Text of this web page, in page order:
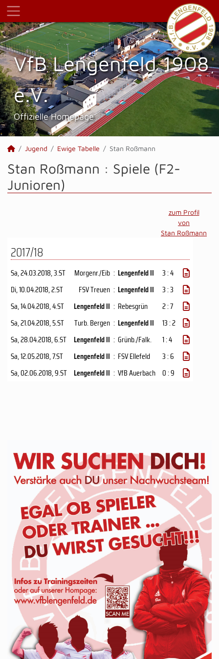
VfB Lengenfeld 1908
e.V.
Offizielle Homepage
Jugend Ewige Tabelle Stan Roßmann
Stan Roßmann : Spiele (F2-
Junioren)
zum Profil
von
Stan Roßmann
2017/18
Sa, 24.03.2018, 3.ST Morgenr./Eib : Lengenfeld II
3 : 4
Di, 10.04.2018, 2.ST FSV Treuen : Lengenfeld II
3 : 3
Sa, 14.04.2018, 4.ST Lengenfeld II : Rebesgrün
2 : 7
Sa, 21.04.2018, 5.ST Turb. Bergen : Lengenfeld II
13 : 2
Sa, 28.04.2018, 6.ST Lengenfeld II : Grünb./Falk.
1 : 4
Sa, 12.05.2018, 7.ST Lengenfeld II : FSV Ellefeld
3 : 6
Sa, 02.06.2018, 9.ST Lengenfeld II : VfB Auerbach 0 : 9